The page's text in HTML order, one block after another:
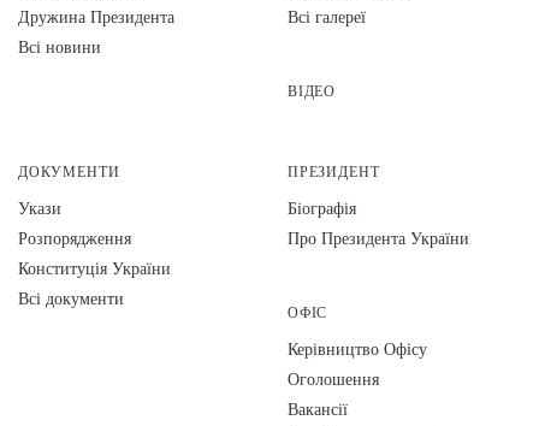
Дружина Президента
Всі новини
Всі галереї
ВІДЕО
ДОКУМЕНТИ
Укази
Розпорядження
Конституція України
Всі документи
ПРЕЗИДЕНТ
Біографія
Про Президента України
ОФІС
Керівництво Офісу
Оголошення
Вакансії